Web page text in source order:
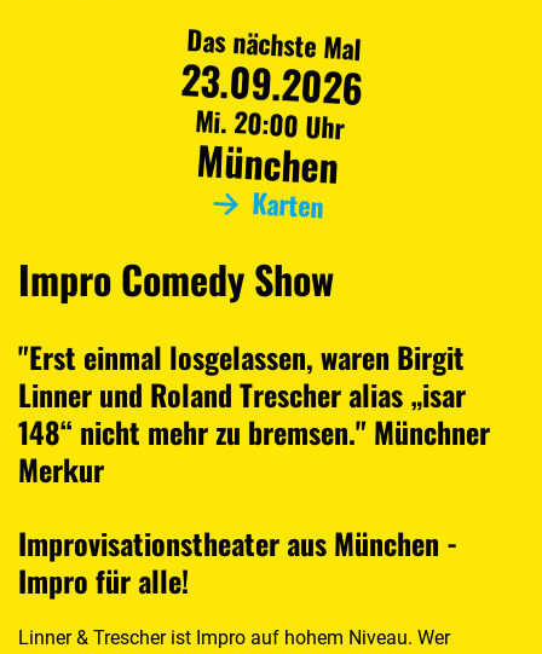
Das nächste Mal
23.09.2026
Mi. 20:00 Uhr
München
Karten
Impro Comedy Show
"Erst einmal losgelassen, waren Birgit
Linner und Roland Trescher alias „isar
148“ nicht mehr zu bremsen." Münchner
Merkur
Improvisationstheater aus München -
Impro für alle!
Linner & Trescher ist Impro auf hohem Niveau. Wer